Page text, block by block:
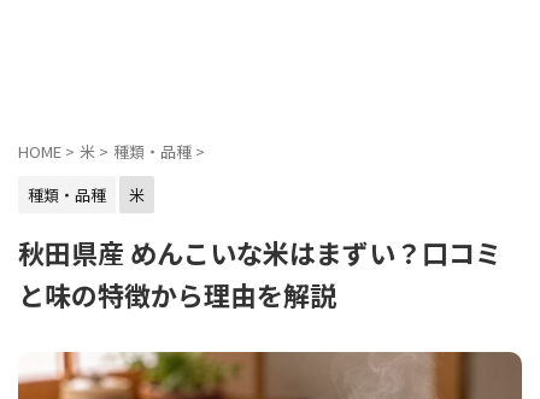
HOME > 米 > 種類・品種 >
種類・品種
米
秋田県産 めんこいな米はまずい？口コミ
と味の特徴から理由を解説